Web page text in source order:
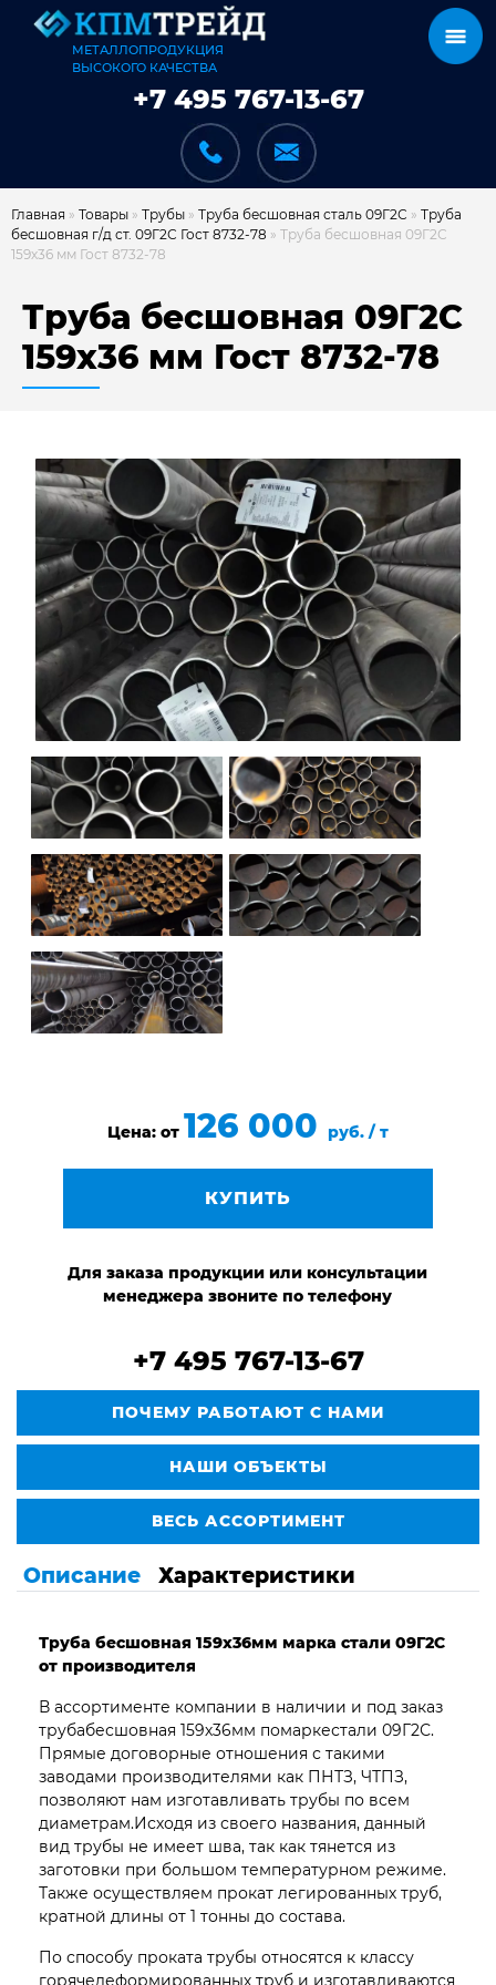
МЕТАЛЛОПРОДУКЦИЯ
ВЫСОКОГО КАЧЕСТВА
+7 495 767-13-67
ДОСТАВКА И ОПЛАТА
НАШИ ОБЪЕКТЫ
ОТЗЫВЫ
О НАС
БЛОГ
КОНТАКТЫ
Главная » Товары » Трубы » Труба бесшовная сталь 09Г2С » Труба
бесшовная г/д ст. 09Г2С Гост 8732-78 » Труба бесшовная 09Г2С
159х36 мм Гост 8732-78
Труба бесшовная 09Г2С
159х36 мм Гост 8732-78
Цена: от 126 000 руб. / т
КУПИТЬ
Для заказа продукции или консультации
менеджера звоните по телефону
+7 495 767-13-67
ПОЧЕМУ РАБОТАЮТ С НАМИ
НАШИ ОБЪЕКТЫ
ВЕСЬ АССОРТИМЕНТ
Описание Характеристики
Труба бесшовная 159х36мм марка стали 09Г2С
от производителя
В ассортименте компании в наличии и под заказ
трубабесшовная 159х36мм помаркестали 09Г2С.
Прямые договорные отношения с такими
заводами производителями как ПНТЗ, ЧТПЗ,
позволяют нам изготавливать трубы по всем
диаметрам.Исходя из своего названия, данный
вид трубы не имеет шва, так как тянется из
заготовки при большом температурном режиме.
Также осуществляем прокат легированных труб,
кратной длины от 1 тонны до состава.
По способу проката трубы относятся к классу
горячедеформированных труб и изготавливаются